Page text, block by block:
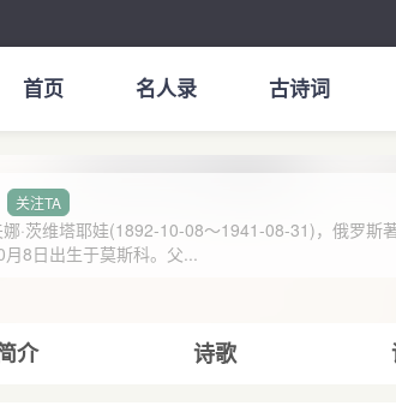
首页 名人录 古诗词
娜·茨维塔耶娃(1892-10-08～1941-08-31)，俄罗斯
8日出生于莫斯科。父...
介 诗歌